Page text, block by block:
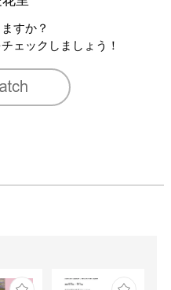
すか？
ェックしましょう！